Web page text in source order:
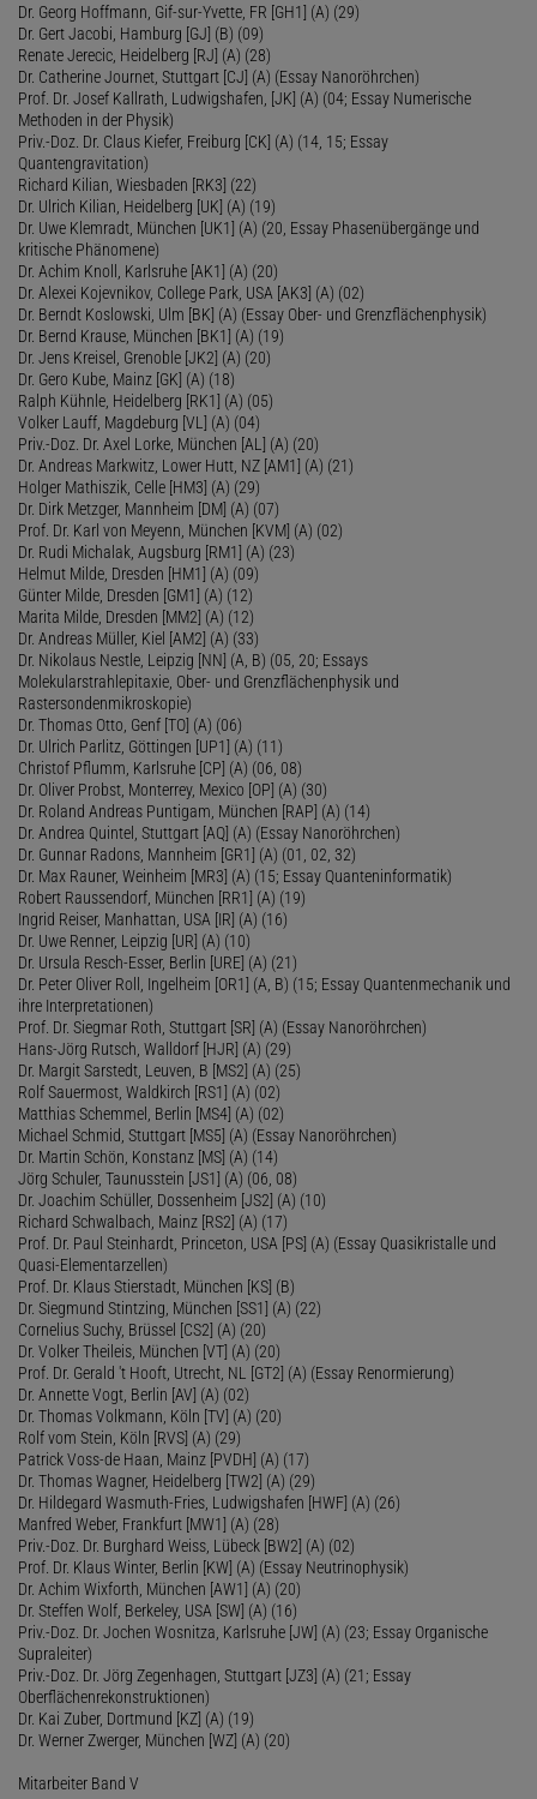
Dr. Georg Hoffmann, Gif-sur-Yvette, FR [GH1] (A) (29)
Dr. Gert Jacobi, Hamburg [GJ] (B) (09)
Renate Jerecic, Heidelberg [RJ] (A) (28)
Dr. Catherine Journet, Stuttgart [CJ] (A) (Essay Nanoröhrchen)
Prof. Dr. Josef Kallrath, Ludwigshafen, [JK] (A) (04; Essay Numerische
Methoden in der Physik)
Priv.-Doz. Dr. Claus Kiefer, Freiburg [CK] (A) (14, 15; Essay
Quantengravitation)
Richard Kilian, Wiesbaden [RK3] (22)
Dr. Ulrich Kilian, Heidelberg [UK] (A) (19)
Dr. Uwe Klemradt, München [UK1] (A) (20, Essay Phasenübergänge und
kritische Phänomene)
Dr. Achim Knoll, Karlsruhe [AK1] (A) (20)
Dr. Alexei Kojevnikov, College Park, USA [AK3] (A) (02)
Dr. Berndt Koslowski, Ulm [BK] (A) (Essay Ober- und Grenzflächenphysik)
Dr. Bernd Krause, München [BK1] (A) (19)
Dr. Jens Kreisel, Grenoble [JK2] (A) (20)
Dr. Gero Kube, Mainz [GK] (A) (18)
Ralph Kühnle, Heidelberg [RK1] (A) (05)
Volker Lauff, Magdeburg [VL] (A) (04)
Priv.-Doz. Dr. Axel Lorke, München [AL] (A) (20)
Dr. Andreas Markwitz, Lower Hutt, NZ [AM1] (A) (21)
Holger Mathiszik, Celle [HM3] (A) (29)
Dr. Dirk Metzger, Mannheim [DM] (A) (07)
Prof. Dr. Karl von Meyenn, München [KVM] (A) (02)
Dr. Rudi Michalak, Augsburg [RM1] (A) (23)
Helmut Milde, Dresden [HM1] (A) (09)
Günter Milde, Dresden [GM1] (A) (12)
Marita Milde, Dresden [MM2] (A) (12)
Dr. Andreas Müller, Kiel [AM2] (A) (33)
Dr. Nikolaus Nestle, Leipzig [NN] (A, B) (05, 20; Essays
Molekularstrahlepitaxie, Ober- und Grenzflächenphysik und
Rastersondenmikroskopie)
Dr. Thomas Otto, Genf [TO] (A) (06)
Dr. Ulrich Parlitz, Göttingen [UP1] (A) (11)
Christof Pflumm, Karlsruhe [CP] (A) (06, 08)
Dr. Oliver Probst, Monterrey, Mexico [OP] (A) (30)
Dr. Roland Andreas Puntigam, München [RAP] (A) (14)
Dr. Andrea Quintel, Stuttgart [AQ] (A) (Essay Nanoröhrchen)
Dr. Gunnar Radons, Mannheim [GR1] (A) (01, 02, 32)
Dr. Max Rauner, Weinheim [MR3] (A) (15; Essay Quanteninformatik)
Robert Raussendorf, München [RR1] (A) (19)
Ingrid Reiser, Manhattan, USA [IR] (A) (16)
Dr. Uwe Renner, Leipzig [UR] (A) (10)
Dr. Ursula Resch-Esser, Berlin [URE] (A) (21)
Dr. Peter Oliver Roll, Ingelheim [OR1] (A, B) (15; Essay Quantenmechanik und
ihre Interpretationen)
Prof. Dr. Siegmar Roth, Stuttgart [SR] (A) (Essay Nanoröhrchen)
Hans-Jörg Rutsch, Walldorf [HJR] (A) (29)
Dr. Margit Sarstedt, Leuven, B [MS2] (A) (25)
Rolf Sauermost, Waldkirch [RS1] (A) (02)
Matthias Schemmel, Berlin [MS4] (A) (02)
Michael Schmid, Stuttgart [MS5] (A) (Essay Nanoröhrchen)
Dr. Martin Schön, Konstanz [MS] (A) (14)
Jörg Schuler, Taunusstein [JS1] (A) (06, 08)
Dr. Joachim Schüller, Dossenheim [JS2] (A) (10)
Richard Schwalbach, Mainz [RS2] (A) (17)
Prof. Dr. Paul Steinhardt, Princeton, USA [PS] (A) (Essay Quasikristalle und
Quasi-Elementarzellen)
Prof. Dr. Klaus Stierstadt, München [KS] (B)
Dr. Siegmund Stintzing, München [SS1] (A) (22)
Cornelius Suchy, Brüssel [CS2] (A) (20)
Dr. Volker Theileis, München [VT] (A) (20)
Prof. Dr. Gerald 't Hooft, Utrecht, NL [GT2] (A) (Essay Renormierung)
Dr. Annette Vogt, Berlin [AV] (A) (02)
Dr. Thomas Volkmann, Köln [TV] (A) (20)
Rolf vom Stein, Köln [RVS] (A) (29)
Patrick Voss-de Haan, Mainz [PVDH] (A) (17)
Dr. Thomas Wagner, Heidelberg [TW2] (A) (29)
Dr. Hildegard Wasmuth-Fries, Ludwigshafen [HWF] (A) (26)
Manfred Weber, Frankfurt [MW1] (A) (28)
Priv.-Doz. Dr. Burghard Weiss, Lübeck [BW2] (A) (02)
Prof. Dr. Klaus Winter, Berlin [KW] (A) (Essay Neutrinophysik)
Dr. Achim Wixforth, München [AW1] (A) (20)
Dr. Steffen Wolf, Berkeley, USA [SW] (A) (16)
Priv.-Doz. Dr. Jochen Wosnitza, Karlsruhe [JW] (A) (23; Essay Organische
Supraleiter)
Priv.-Doz. Dr. Jörg Zegenhagen, Stuttgart [JZ3] (A) (21; Essay
Oberflächenrekonstruktionen)
Dr. Kai Zuber, Dortmund [KZ] (A) (19)
Dr. Werner Zwerger, München [WZ] (A) (20)
Mitarbeiter Band V